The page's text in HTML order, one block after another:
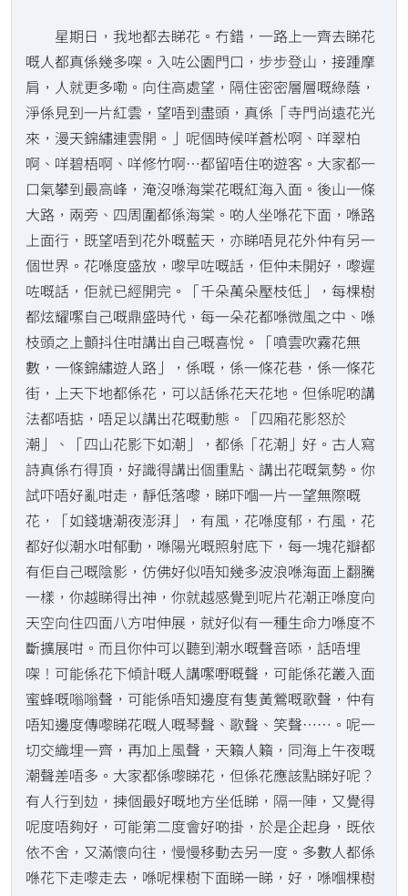
星期日，我地都去睇花。冇錯，一路上一齊去睇花
嘅人都真係幾多㗎。入咗公園門口，步步登山，接踵摩
肩，人就更多嘞。向住高處望，隔住密密層層嘅綠蔭，
淨係見到一片紅雲，望唔到盡頭，真係「寺門尚遠花光
來，漫天錦繡連雲開。」呢個時候咩蒼松啊、咩翠柏
啊、咩碧梧啊、咩修竹啊…都留唔住啲遊客。大家都一
口氣攀到最高峰，淹沒喺海棠花嘅紅海入面。後山一條
大路，兩旁、四周圍都係海棠。啲人坐喺花下面，喺路
上面行，既望唔到花外嘅藍天，亦睇唔見花外仲有另一
個世界。花喺度盛放，嚟早咗嘅話，佢仲未開好，嚟遲
咗嘅話，佢就已經開完。「千朵萬朵壓枝低」，每棵樹
都炫耀𡁵自己嘅鼎盛時代，每一朵花都喺微風之中、喺
枝頭之上顫抖住咁講出自己嘅喜悅。「噴雲吹霧花無
數，一條錦繡遊人路」，係嘅，係一條花巷，係一條花
街，上天下地都係花，可以話係花天花地。但係呢啲講
法都唔掂，唔足以講出花嘅動態。「四廂花影怒於
潮」、「四山花影下如潮」，都係「花潮」好。古人寫
詩真係冇得頂，好識得講出個重點、講出花嘅氣勢。你
試吓唔好亂咁走，靜低落嚟，睇吓嗰一片一望無際嘅
花，「如錢塘潮夜澎湃」，有風，花喺度郁，冇風，花
都好似潮水咁郁動，喺陽光嘅照射底下，每一塊花瓣都
有佢自己嘅陰影，仿佛好似唔知幾多波浪喺海面上翻騰
一樣，你越睇得出神，你就越感覺到呢片花潮正喺度向
天空向住四面八方咁伸展，就好似有一種生命力喺度不
斷擴展咁。而且你仲可以聽到潮水嘅聲音㖭，話唔埋
㗎！可能係花下傾計嘅人講𡁵嘢嘅聲，可能係花叢入面
蜜蜂嘅嗡嗡聲，可能係唔知邊度有隻黃鶯嘅歌聲，仲有
唔知邊度傳嚟睇花嘅人嘅琴聲、歌聲、笑聲……。呢一
切交織埋一齊，再加上風聲，天籟人籟，同海上午夜嘅
潮聲差唔多。大家都係嚟睇花，但係花應該點睇好呢？
有人行到攰，揀個最好嘅地方坐低睇，隔一陣，又覺得
呢度唔夠好，可能第二度會好啲掛，於是企起身，既依
依不舍，又滿懷向往，慢慢移動去另一度。多數人都係
喺花下走嚟走去，喺呢棵樹下面睇一睇，好，喺嗰棵樹